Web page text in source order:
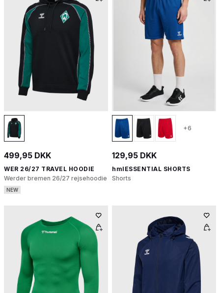
499,95 DKK
WER 26/27 TRAVEL HOODIE
Werder bremen 26/27 rejsehoodie
NEW
+6
129,95 DKK
hmlESSENTIAL SHORTS
Shorts